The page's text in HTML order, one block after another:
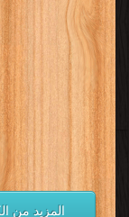
قراءة